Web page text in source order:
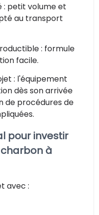
: petit volume et
au transport
: formule
facile.
: l'équipement
dès son arrivée
de procédures de
pour investir
à
avec :